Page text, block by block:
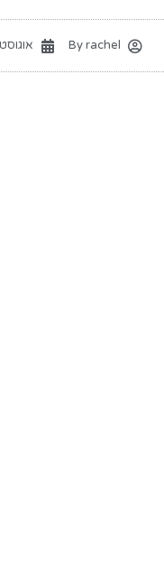
Byrachel אוגוסט 13, 2025